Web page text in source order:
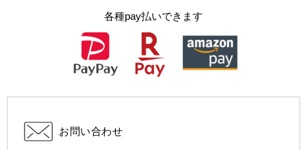
各種pay払いできます
お問い合わせ